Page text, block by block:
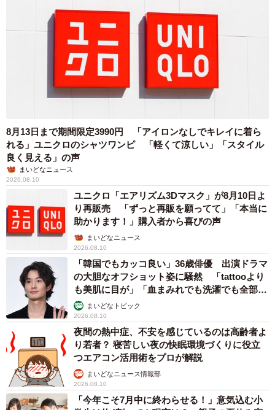
8月13日まで期間限定3990円 「アイロンなしでキレイに着ら
れる」ユニクロのシャツワンピ 「軽くて涼しい」「スタイル
良く見える」の声
まいどなニュース
2026.08.10
ユニクロ「エアリズム3Dマスク」が8月10日よ
り再販売 「ずっと再販を願ってて」「本当に
助かります！」購入者から喜びの声
まいどなニュース
2026.08.10
「韓国でもカッコ良い」36歳俳優 出演ドラマ
の大胆なオフショット姿に騒然 「tattooより
も美肌に目が」「血まみれでも洗濯でも全部か
っこいい」
まいどなトピック
2026.08.10
夜間の熱中症、不安を感じているのは高齢者よ
り若者？ 寝苦しい夜の快眠環境づくりに役立
つエアコン活用術をプロが解説
まいどなニュース情報部
2026.08.10
「今年こそ7月中に終わらせる！」意気込む小